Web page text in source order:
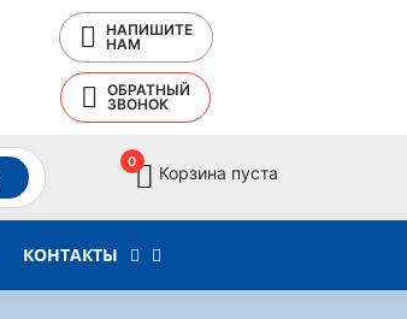
НАПИШИТЕ
НАМ
ОБРАТНЫЙ
ЗВОНОК
0
Корзина пуста
КОНТАКТЫ